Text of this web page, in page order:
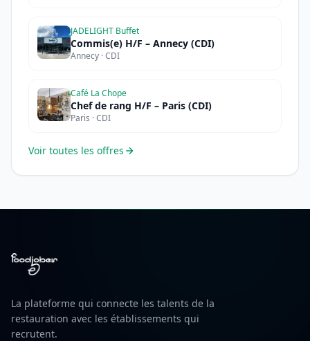
JADELIGHT Buffet
Commis(e) H/F – Annecy (CDI)
Annecy · CDI
Café La Chope
Chef de rang H/F – Paris (CDI)
Paris · CDI
Voir toutes les offres
La plateforme qui connecte les talents de la
restauration avec les établissements qui
recrutent.